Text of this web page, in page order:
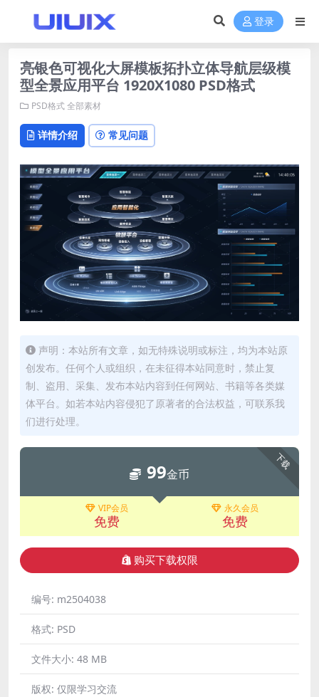
登录
亮银色可视化大屏模板拓扑立体导航层级模
型全景应用平台 1920X1080 PSD格式
PSD格式全部素材
详情介绍 常见问题
声明：本站所有文章，如无特殊说明或标注，均为本站原
创发布。任何个人或组织，在未征得本站同意时，禁止复
制、盗用、采集、发布本站内容到任何网站、书籍等各类媒
体平台。如若本站内容侵犯了原著者的合法权益，可联系我
们进行处理。
下载
99金币
VIP会员
免费
永久会员
免费
购买下载权限
编号: m2504038
格式: PSD
文件大小: 48 MB
版权: 仅限学习交流